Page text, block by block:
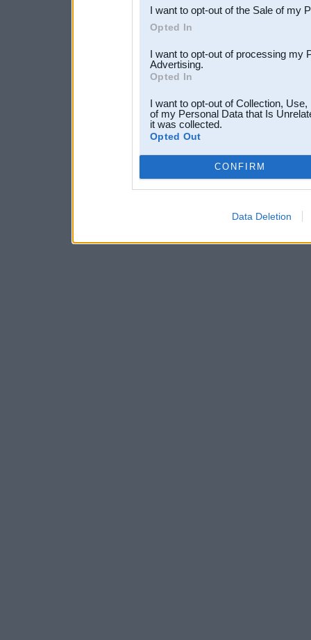
I want to opt-out of the Sale of my
Opted In
I want to opt-out of processing my
Advertising.
Opted In
I want to opt-out of Collection,
of my Personal Data that Is
it was collected.
Opted Out
CONFIRM
Data Deletion